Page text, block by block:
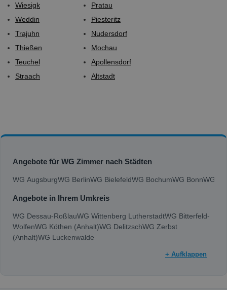
Wiesigk
Weddin
Trajuhn
Thießen
Teuchel
Straach
Pratau
Piesteritz
Nudersdorf
Mochau
Apollensdorf
Altstadt
Angebote für WG Zimmer nach Städten
WG AugsburgWG BerlinWG BielefeldWG BochumWG BonnWG
Angebote in Ihrem Umkreis
WG Dessau-RoßlauWG Wittenberg LutherstadtWG Bitterfeld-
WolfenWG Köthen (Anhalt)WG DelitzschWG Zerbst
(Anhalt)WG Luckenwalde
+ Aufklappen